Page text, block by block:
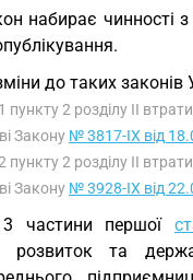
набирає чинності
до таких законів
пункту 2 розділу II
Закону № 3817-IX від
пункту 2 розділу II
Закону № 3928-IX від
частини першої
розвиток та